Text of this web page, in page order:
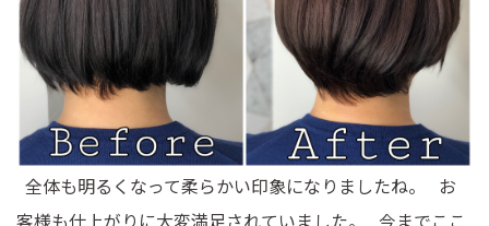
全体も明るくなって柔らかい印象になりましたね。 お
客様も仕上がりに大変満足されていました。 今までここ